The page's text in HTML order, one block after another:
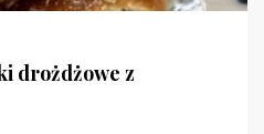
drożdżowe z